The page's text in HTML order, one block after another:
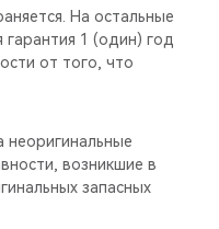
На остальные
гарантия 1 (один) год
от того, что
неоригинальные
возникшие в
запасных